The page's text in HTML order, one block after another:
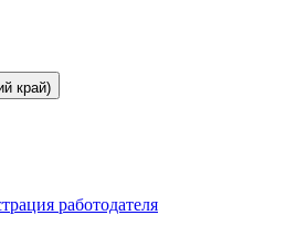
край)
работодателя